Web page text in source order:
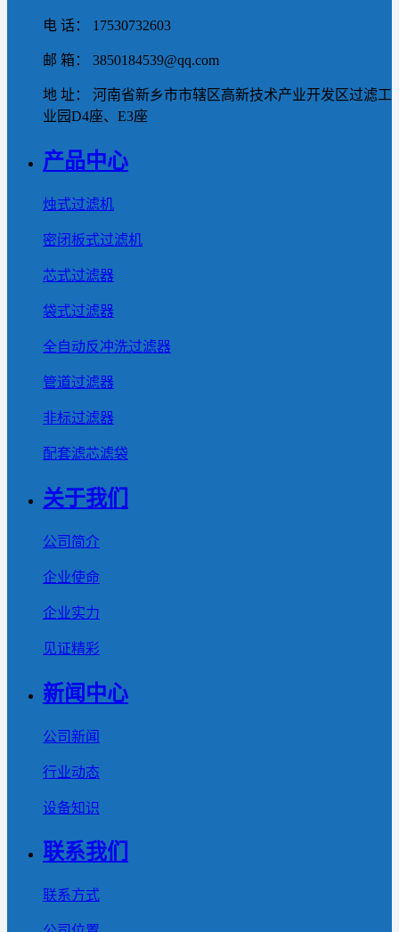
电 话： 17530732603
邮 箱： 3850184539@qq.com
地 址： 河南省新乡市市辖区高新技术产业开发区过滤工
业园D4座、E3座
产品中心
烛式过滤机
密闭板式过滤机
芯式过滤器
袋式过滤器
全自动反冲洗过滤器
管道过滤器
非标过滤器
配套滤芯滤袋
关于我们
公司简介
企业使命
企业实力
见证精彩
新闻中心
公司新闻
行业动态
设备知识
联系我们
联系方式